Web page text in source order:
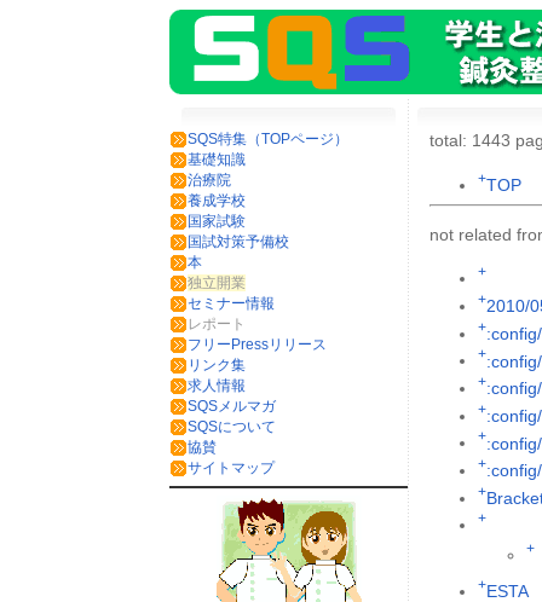
SQS特集（TOPページ）
基礎知識
治療院
養成学校
国家試験
国試対策予備校
本
独立開業
セミナー情報
レポート
フリーPressリリース
リンク集
求人情報
SQSメルマガ
SQSについて
協賛
サイトマップ
total: 1443
+TOP
not related
+
+2010/
+
+
+
+
+
+
+
+
+
+ESTA